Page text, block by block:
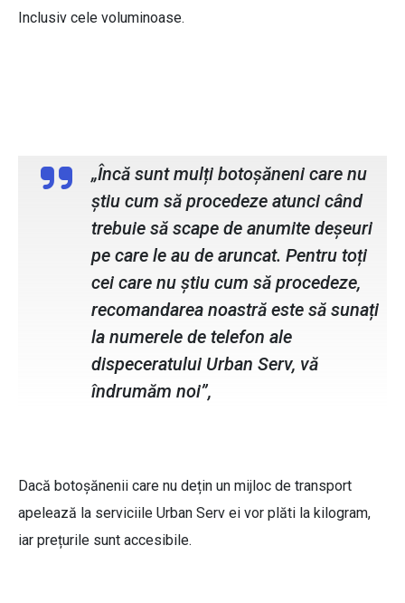
Inclusiv cele voluminoase.
„Încă sunt mulți botoșăneni care nu
știu cum să procedeze atunci când
trebuie să scape de anumite deșeuri
pe care le au de aruncat. Pentru toți
cei care nu știu cum să procedeze,
recomandarea noastră este să sunați
la numerele de telefon ale
dispeceratului Urban Serv, vă
îndrumăm noi”,
Dacă botoșănenii care nu dețin un mijloc de transport
apelează la serviciile Urban Serv ei vor plăti la kilogram,
iar prețurile sunt accesibile.